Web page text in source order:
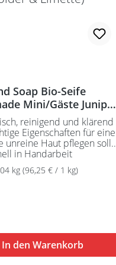
Soap Bio-Seife
Mini/Gäste Juniper
(Wacholder &
reinigend und klärend
Eigenschaften für eine
unreine Haut pflegen soll.
in Handarbeit
enthält diese Seife alles,
Haut wichtig ist.
frischen Duft.
Sheabutter
Hochlandwasser,
mit wichtigen
kg (96,25 € / 1 kg)
Preis:
In den Warenkorb